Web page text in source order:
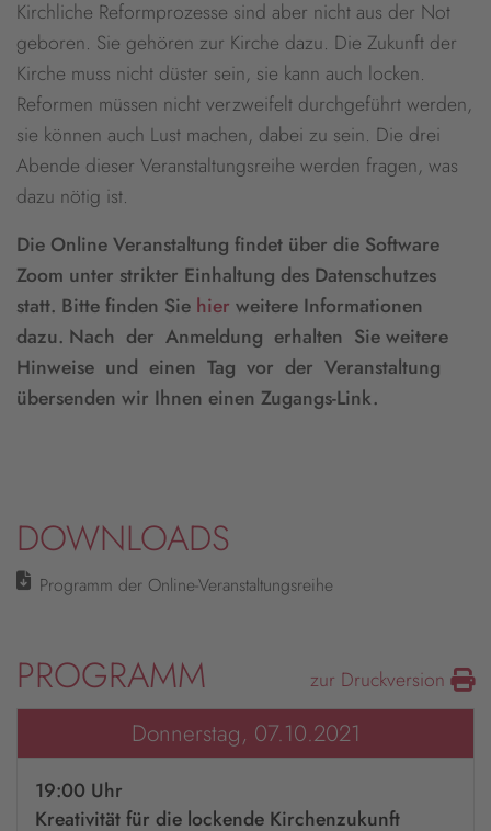
Kirchliche Reformprozesse sind aber nicht aus der Not
geboren. Sie gehören zur Kirche dazu. Die Zukunft der
Kirche muss nicht düster sein, sie kann auch locken.
Reformen müssen nicht verzweifelt durchgeführt werden,
sie können auch Lust machen, dabei zu sein. Die drei
Abende dieser Veranstaltungsreihe werden fragen, was
dazu nötig ist.
Die Online Veranstaltung findet über die Software
Zoom unter strikter Einhaltung des Datenschutzes
statt. Bitte finden Sie hier weitere Informationen
dazu. Nach der Anmeldung erhalten Sie weitere
Hinweise und einen Tag vor der Veranstaltung
übersenden wir Ihnen einen Zugangs-Link.
DOWNLOADS
Programm der Online-Veranstaltungsreihe
PROGRAMM zur Druckversion
Donnerstag, 07.10.2021
19:00 Uhr
Kreativität für die lockende Kirchenzukunft